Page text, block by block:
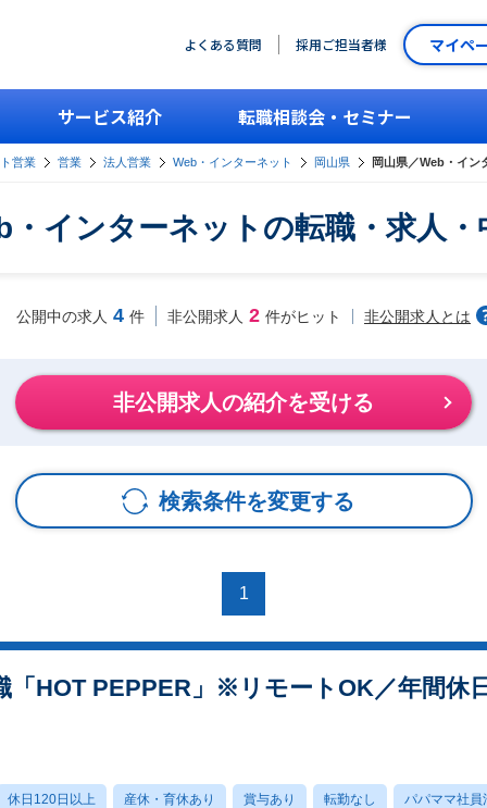
よくある質問 採用ご担当者様 マイペ
サービス紹介 転職相談会・セミナー
営業 営業 法人営業 Web・インターネット 岡山県 岡山県／Web・イン
・インターネットの転職・求人・
公開中の求人 4 件 非公開求人 2 件がヒット 非公開求人とは
非公開求人の紹介を受ける
検索条件を変更する
1
「HOT PEPPER」※リモートOK／年間休
休日120日以上 産休・育休あり 賞与あり 転勤なし パパママ社員